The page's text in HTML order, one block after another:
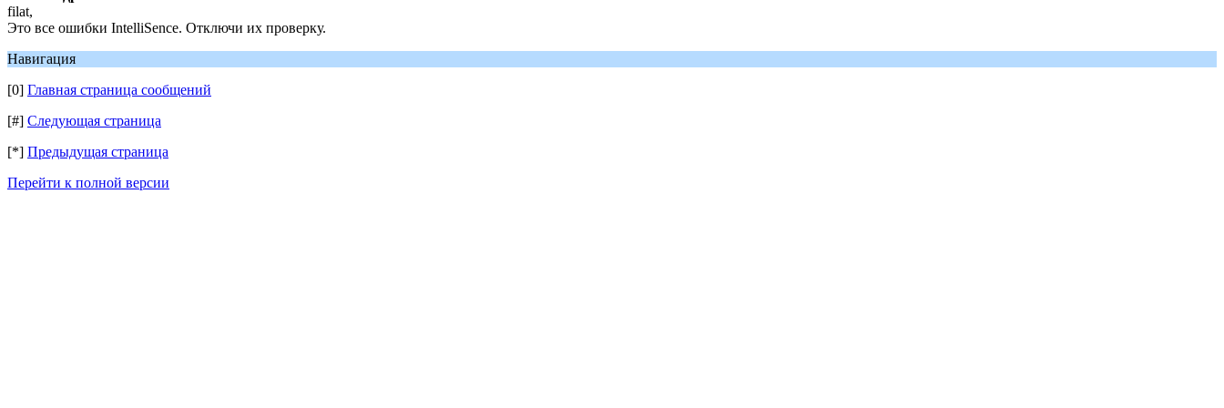
filat,
Это все ошибки IntelliSence. Отключи их проверку.
Навигация
[0] Главная страница сообщений
[#] Следующая страница
[*] Предыдущая страница
Перейти к полной версии